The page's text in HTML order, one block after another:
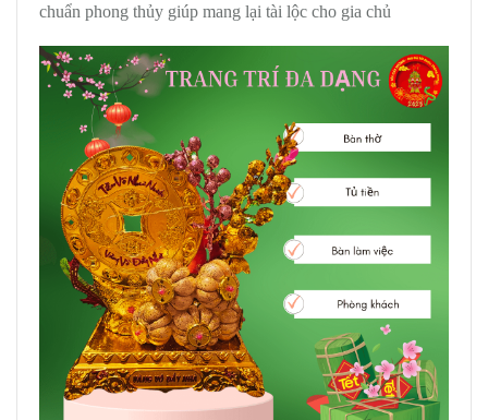
chuẩn phong thủy giúp mang lại tài lộc cho gia chủ